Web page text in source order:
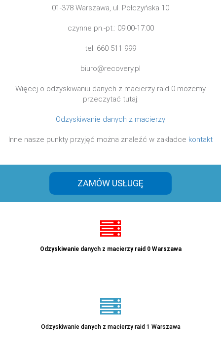
01-378 Warszawa, ul. Połczyńska 10
czynne pn.-pt.: 09:00-17:00
tel. 660 511 999
biuro@recovery.pl
Więcej o odzyskiwaniu danych z macierzy raid 0 możemy
przeczytać tutaj:
Odzyskiwanie danych z macierzy
Inne nasze punkty przyjęć można znaleźć w zakładce kontakt
ZAMÓW USŁUGĘ
Odzyskiwanie danych z macierzy raid 0 Warszawa
Odzyskiwanie danych z macierzy raid 1 Warszawa